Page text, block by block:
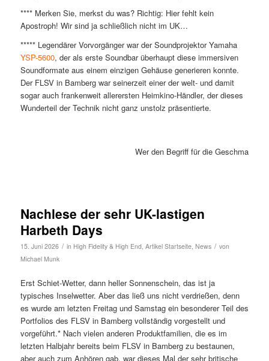
**** Merken Sie, merkst du was? Richtig: Hier fehlt kein
Apostroph! Wir sind ja schließlich nicht im UK…
***** Legendärer Vorvorgänger war der Soundprojektor Yamaha
YSP-5600, der als erste Soundbar überhaupt diese immersiven
Soundformate aus einem einzigen Gehäuse generieren konnte.
Der FLSV in Bamberg war seinerzeit einer der welt- und damit
sogar auch frankenweit allerersten Heimkino-Händler, der dieses
Wunderteil der Technik nicht ganz unstolz präsentierte.
Wer den Begriff für die
Nachlese der sehr UK-lastigen
Harbeth Days
15. Juni 2026 / in High Fidelity & High End, Artikel Startseite, News / von
Michael Munk
Erst Schiet-Wetter, dann heller Sonnenschein, das ist ja
typisches Inselwetter. Aber das ließ uns nicht verdrießen, denn
es wurde am letzten Freitag und Samstag ein besonderer Teil des
Portfolios des FLSV in Bamberg vollständig vorgestellt und
vorgeführt.* Nach vielen anderen Produktfamilien, die es im
letzten Halbjahr bereits beim FLSV in Bamberg zu bestaunen,
aber auch zum Anhören gab, war dieses Mal der sehr britische